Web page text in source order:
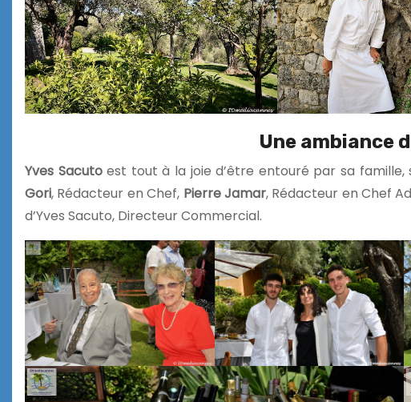
Une ambiance
Yves Sacutoest tout à la joie d’être entouré par sa
Gori, Rédacteur en Chef, Pierre Jamar, Rédacteur en Chef
d’Yves Sacuto, Directeur Commercial.